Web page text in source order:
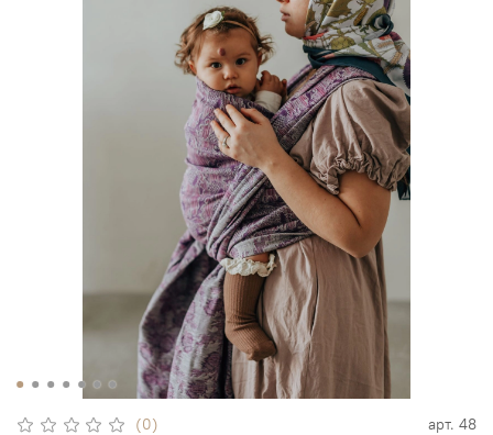
(0) арт. 48